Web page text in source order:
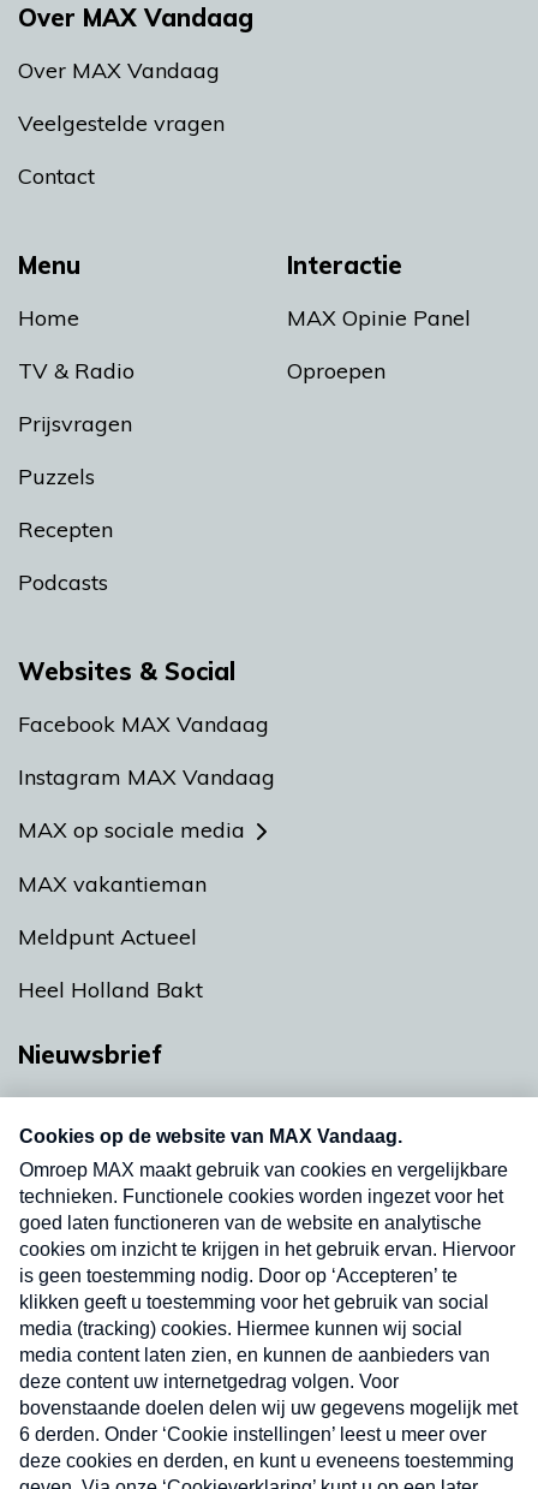
Menu
Home
TV & Radio
Prijsvragen
Puzzels
Recepten
Podcasts
Interactie
MAX Opinie Panel
Oproepen
Over MAX Vandaag
Over MAX Vandaag
Veelgestelde vragen
Contact
Websites & Social
Facebook MAX Vandaag
Instagram MAX Vandaag
MAX op sociale media
MAX vakantieman
Meldpunt Actueel
Heel Holland Bakt
Nieuwsbrief
nieuwsbrief. Elke vrijdag- en dinsdagochtend in
uw mailbox.
Verzend
Nieuwsbrief